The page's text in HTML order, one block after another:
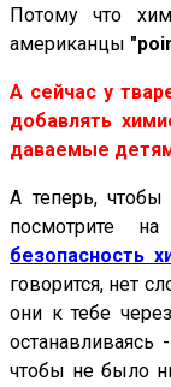
Потому что
американцы
А сейчас у
добавлять
даваемые
А теперь,
посмотрите
безопасность
говорится, нет
они к тебе
чтобы не было